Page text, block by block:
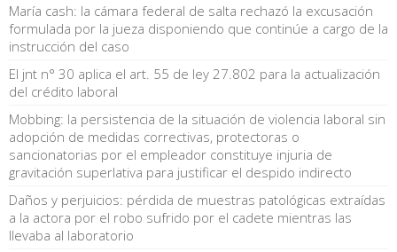
María cash: la cámara federal de salta rechazó la excusación
formulada por la jueza disponiendo que continúe a cargo de la
instrucción del caso
El jnt n° 30 aplica el art. 55 de ley 27.802 para la actualización
del crédito laboral
Mobbing: la persistencia de la situación de violencia laboral sin
adopción de medidas correctivas, protectoras o
sancionatorias por el empleador constituye injuria de
gravitación superlativa para justificar el despido indirecto
Daños y perjuicios: pérdida de muestras patológicas extraídas
a la actora por el robo sufrido por el cadete mientras las
llevaba al laboratorio